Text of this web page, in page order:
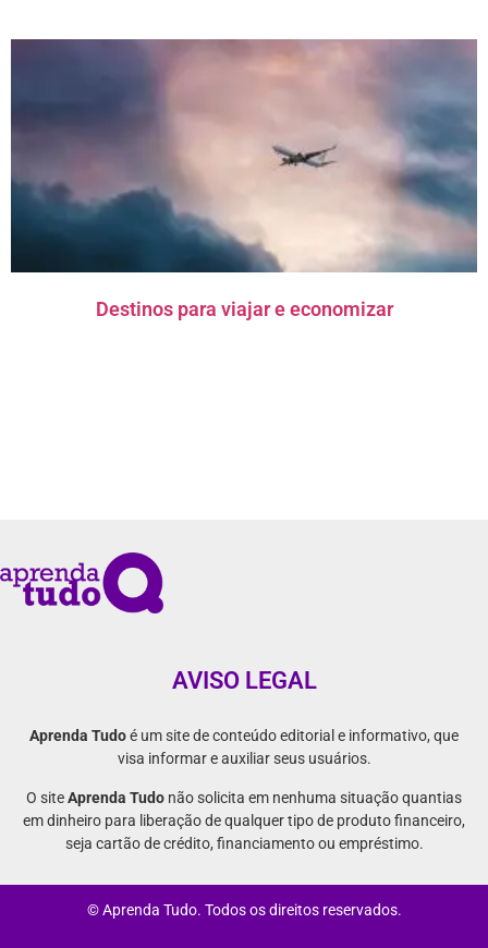
Destinos para viajar e economizar
AVISO LEGAL
Aprenda Tudoé um site de conteúdo editorial e informativo, que
visa informar e auxiliar seus usuários.
O siteAprenda Tudo não solicita em nenhuma situação quantias
em dinheiro para liberação de qualquer tipo de produto financeiro,
seja cartão de crédito, financiamento ou empréstimo.
© Aprenda Tudo. Todos os direitos reservados.